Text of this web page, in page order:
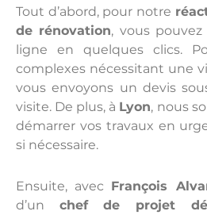
Tout d’abord, pour notre
de rénovation, vous
ligne en quelques clics.
complexes nécessitant une
vous envoyons un devis
visite. De plus, à Lyon, nous
démarrer vos travaux en
si nécessaire.
Ensuite, avec François
d’un chef de projet